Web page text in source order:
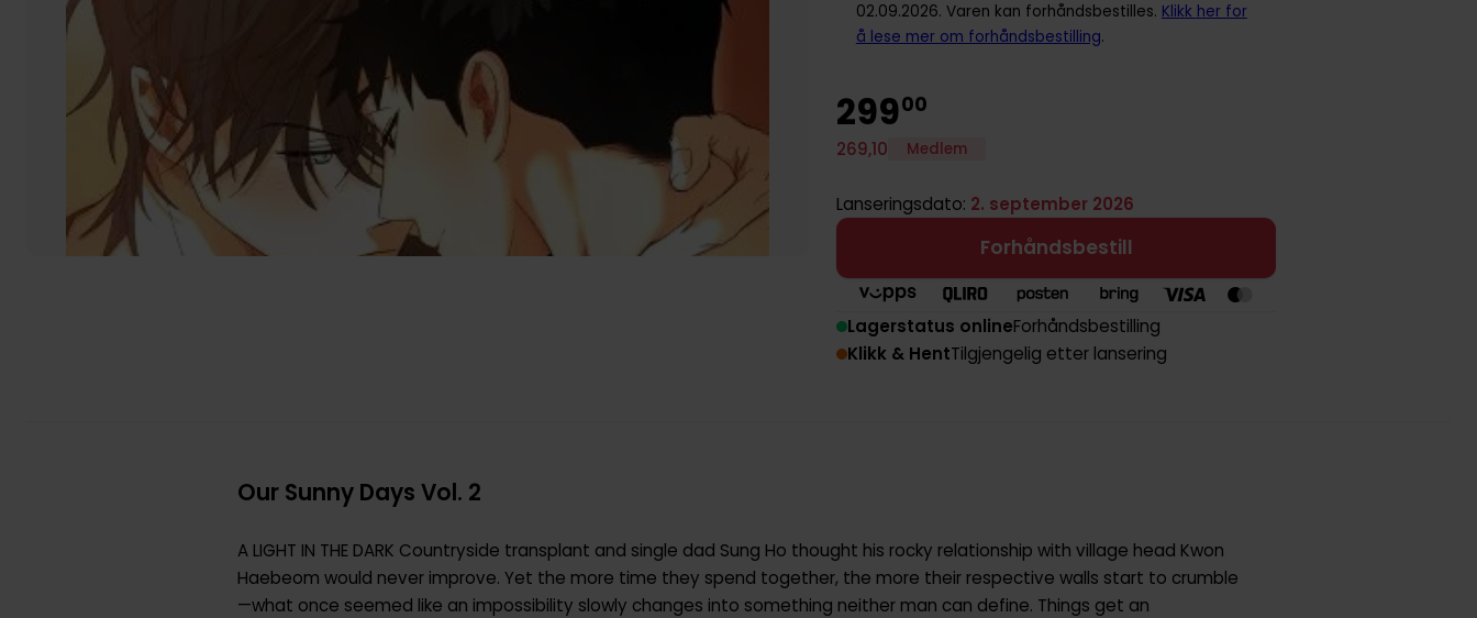
02.09.2026. Varen kan forhåndsbestilles. Klikk her for
å lese mer om forhåndsbestilling.
29900
269,10 Medlem
Lanseringsdato: 2. september 2026
Forhåndsbestill
Lagerstatus onlineForhåndsbestilling
Klikk & HentTilgjengelig etter lansering
Our Sunny Days Vol. 2
A LIGHT IN THE DARK Countryside transplant and single dad Sung Ho thought his rocky relationship with village head Kwon
Haebeom would never improve. Yet the more time they spend together, the more their respective walls start to crumble
—what once seemed like an impossibility slowly changes into something neither man can define. Things get an